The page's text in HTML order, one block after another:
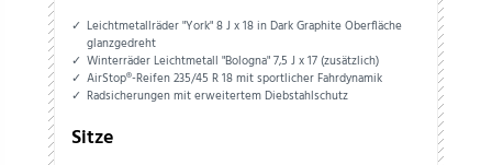
Leichtmetallräder "York" 8 J x 18 in Dark Graphite Oberfläche
glanzgedreht
Winterräder Leichtmetall "Bologna" 7,5 J x 17 (zusätzlich)
AirStop®-Reifen 235/45 R 18 mit sportlicher Fahrdynamik
Radsicherungen mit erweitertem Diebstahlschutz
Sitze